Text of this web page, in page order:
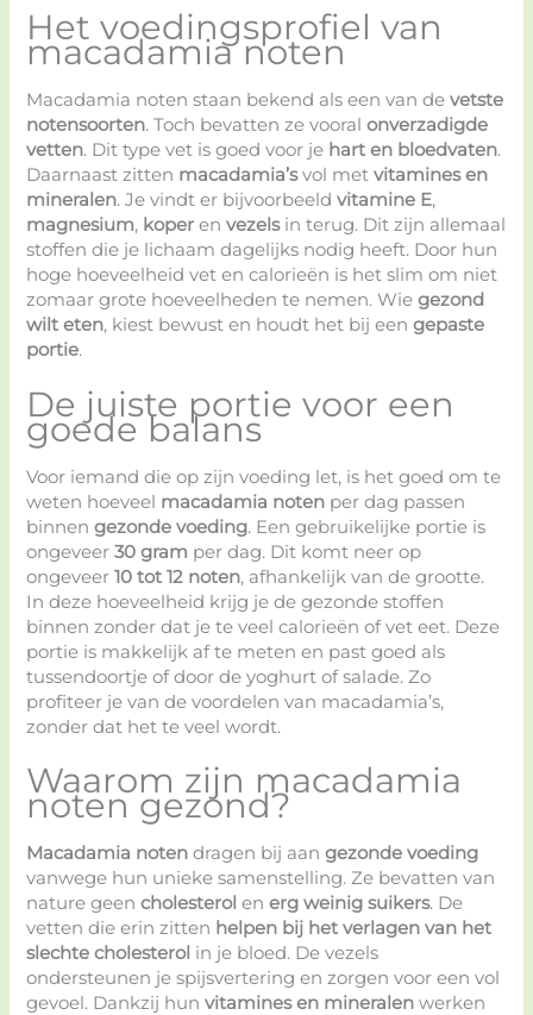
Het voedingsprofiel van
macadamia noten
Macadamia noten staan bekend als een van devetste
notensoorten. Toch bevatten ze vooralonverzadigde
vetten. Dit type vet is goed voor je hart en bloedvaten.
Daarnaast zitten macadamia’svol metvitamines en
mineralen. Je vindt er bijvoorbeeldvitamine E,
magnesium, koper envezelsin terug. Dit zijn allemaal
stoffen die je lichaam dagelijks nodig heeft. Door hun
hoge hoeveelheid vet en calorieën is het slim om niet
zomaar grote hoeveelheden te nemen. Wiegezond
wilt eten, kiest bewust en houdt het bij eengepaste
portie.
De juiste portie voor een
goede balans
Voor iemand die op zijn voeding let, is het goed om te
weten hoeveel macadamia noten per dag passen
binnengezonde voeding. Een gebruikelijke portie is
ongeveer30 gram per dag. Dit komt neer op
ongeveer10 tot 12 noten, afhankelijk van de grootte.
In deze hoeveelheid krijg je de gezonde stoffen
binnen zonder dat je te veel calorieën of vet eet. Deze
portie is makkelijk af te meten en past goed als
tussendoortje of door de yoghurt of salade. Zo
profiteer je van de voordelen van macadamia’s,
zonder dat het te veel wordt.
Waarom zijn macadamia
noten gezond?
Macadamia noten dragen bij aangezonde voeding
vanwege hun unieke samenstelling. Ze bevatten van
nature geencholesterol energ weinig suikers. De
vetten die erin zitten helpen bij het verlagen van het
slechte cholesterol in je bloed. De vezels
ondersteunen je spijsvertering en zorgen voor een vol
gevoel. Dankzij hunvitamines en mineralen werken